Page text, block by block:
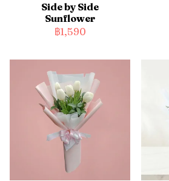
Side by Side
Sunflower
฿1,590